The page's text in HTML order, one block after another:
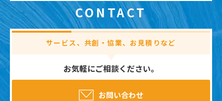
CONTACT
サービス、共創・協業、お見積りなど
お気軽にご相談ください。
お問い合わせ